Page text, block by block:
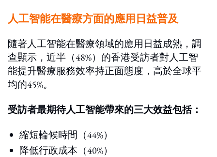
人工智能在醫療方面的應用日益普及
隨著人工智能在醫療領域的應用日益成熟，調
查顯示，近半（48%）的香港受訪者對人工智
能提升醫療服務效率持正面態度，高於全球平
均的45%。
受訪者最期待人工智能帶來的三大效益包括：
縮短輪候時間（44%）
降低行政成本（40%）